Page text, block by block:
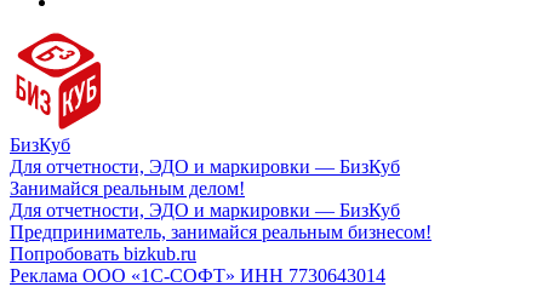
БизКуб
Для отчетности, ЭДО и маркировки — БизКуб
Занимайся реальным делом!
Для отчетности, ЭДО и маркировки — БизКуб
Предприниматель, занимайся реальным бизнесом!
Попробовать bizkub.ru
Реклама ООО «1С-СОФТ» ИНН 7730643014